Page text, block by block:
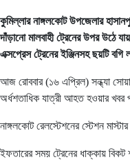
কুমিল্লার নাঙ্গলকোট উপজেলার
দাঁড়ানো মালবাহী ট্রেনের উপর উঠে
এক্সপ্রেস ট্রেনের ইঞ্জিনসহ ছয়টি
আজ রোববার (১৬ এপ্রিল) সন্ধ্যা
অর্ধশতাধিক যাত্রী আহত হওয়ার খবর
নাঙ্গলকোট রেলস্টেশনের স্টেশন
ইফতারের সময় ট্রেনের ধাক্কায়